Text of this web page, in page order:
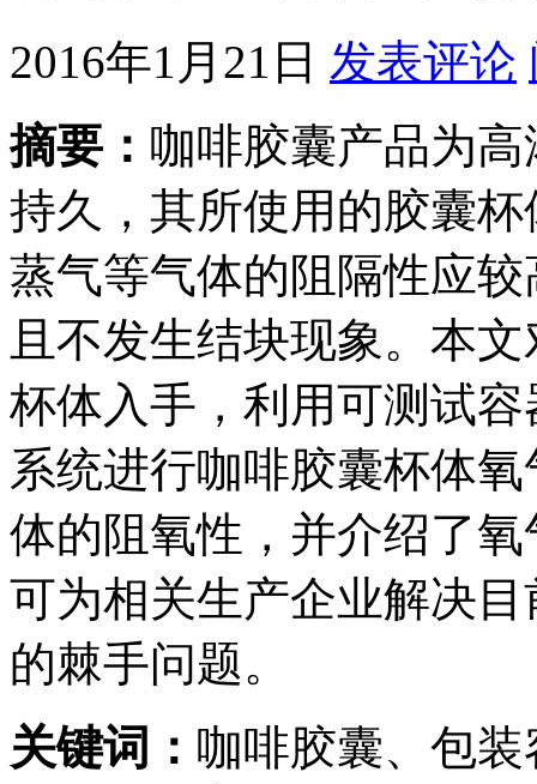
2016年1月21日 发表评论
摘要： 咖啡胶囊产品为
持久，其所使用的胶囊
蒸气等气体的阻隔性应
且不发生结块现象。本
杯体入手，利用可测试
系统进行咖啡胶囊杯体
体的阻氧性，并介绍了
可为相关生产企业解决
的棘手问题。
关键词： 咖啡胶囊、包